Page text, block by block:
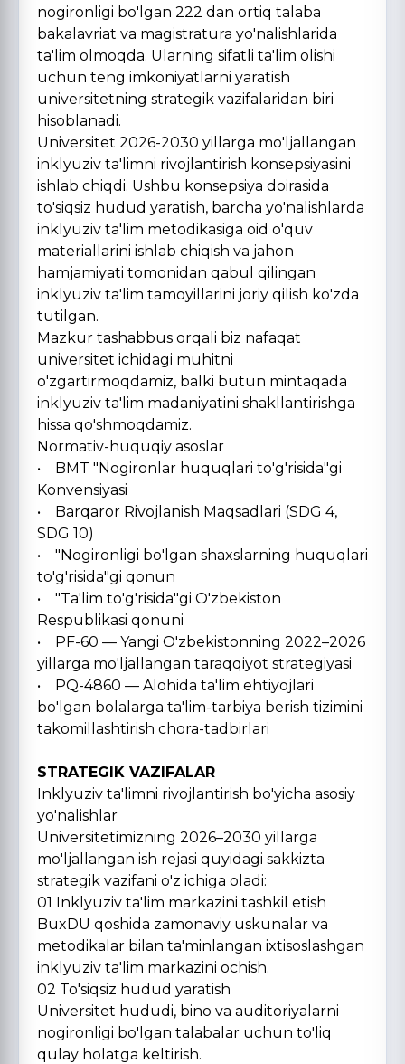
nogironligi bo'lgan 222 dan ortiq talaba
bakalavriat va magistratura yo'nalishlarida
ta'lim olmoqda. Ularning sifatli ta'lim olishi
uchun teng imkoniyatlarni yaratish
universitetning strategik vazifalaridan biri
hisoblanadi.
Universitet 2026-2030 yillarga mo'ljallangan
inklyuziv ta'limni rivojlantirish konsepsiyasini
ishlab chiqdi. Ushbu konsepsiya doirasida
to'siqsiz hudud yaratish, barcha yo'nalishlarda
inklyuziv ta'lim metodikasiga oid o'quv
materiallarini ishlab chiqish va jahon
hamjamiyati tomonidan qabul qilingan
inklyuziv ta'lim tamoyillarini joriy qilish ko'zda
tutilgan.
Mazkur tashabbus orqali biz nafaqat
universitet ichidagi muhitni
o'zgartirmoqdamiz, balki butun mintaqada
inklyuziv ta'lim madaniyatini shakllantirishga
hissa qo'shmoqdamiz.
Normativ-huquqiy asoslar
• BMT "Nogironlar huquqlari to'g'risida"gi
Konvensiyasi
• Barqaror Rivojlanish Maqsadlari (SDG 4,
SDG 10)
• "Nogironligi bo'lgan shaxslarning huquqlari
to'g'risida"gi qonun
• "Ta'lim to'g'risida"gi O'zbekiston
Respublikasi qonuni
• PF-60 — Yangi O'zbekistonning 2022–2026
yillarga mo'ljallangan taraqqiyot strategiyasi
• PQ-4860 — Alohida ta'lim ehtiyojlari
bo'lgan bolalarga ta'lim-tarbiya berish tizimini
takomillashtirish chora-tadbirlari
STRATEGIK VAZIFALAR
Inklyuziv ta'limni rivojlantirish bo'yicha asosiy
yo'nalishlar
Universitetimizning 2026–2030 yillarga
mo'ljallangan ish rejasi quyidagi sakkizta
strategik vazifani o'z ichiga oladi:
01 Inklyuziv ta'lim markazini tashkil etish
BuxDU qoshida zamonaviy uskunalar va
metodikalar bilan ta'minlangan ixtisoslashgan
inklyuziv ta'lim markazini ochish.
02 To'siqsiz hudud yaratish
Universitet hududi, bino va auditoriyalarni
nogironligi bo'lgan talabalar uchun to'liq
qulay holatga keltirish.